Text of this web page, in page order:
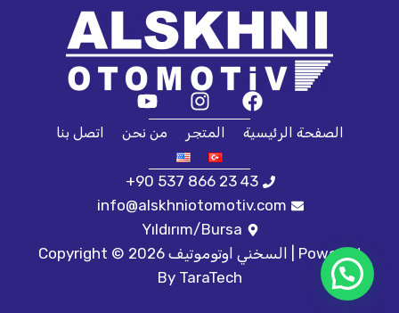
الصفحة الرئيسية المتجر من نحن اتصل بنا
+90 537 866 23 43
info@alskhniotomotiv.com
Yıldırım/Bursa
Copyright © 2026 السخني اوتوموتيف | Powered
By TaraTech